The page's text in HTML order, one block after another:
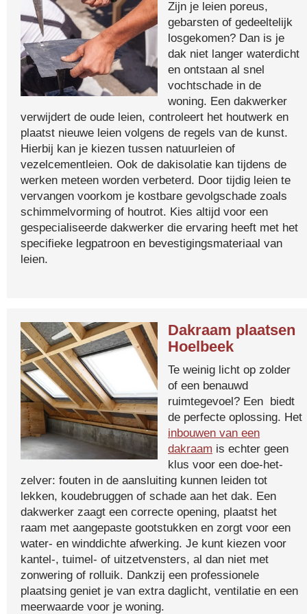
Zijn je leien poreus,
gebarsten of gedeeltelijk
losgekomen? Dan is je
dak niet langer waterdicht
en ontstaan al snel
vochtschade in de
woning. Een dakwerker
verwijdert de oude leien, controleert het houtwerk en
plaatst nieuwe leien volgens de regels van de kunst.
Hierbij kan je kiezen tussen natuurleien of
vezelcementleien. Ook de dakisolatie kan tijdens de
werken meteen worden verbeterd. Door tijdig leien te
vervangen voorkom je kostbare gevolgschade zoals
schimmelvorming of houtrot. Kies altijd voor een
gespecialiseerde dakwerker die ervaring heeft met het
specifieke legpatroon en bevestigingsmateriaal van
leien.
Dakraam plaatsen
Hoelbeek
Te weinig licht op zolder
of een benauwd
ruimtegevoel? Een biedt
de perfecte oplossing. Het
inbouwen van een
dakraam is echter geen
klus voor een doe-het-
zelver: fouten in de aansluiting kunnen leiden tot
lekken, koudebruggen of schade aan het dak. Een
dakwerker zaagt een correcte opening, plaatst het
raam met aangepaste gootstukken en zorgt voor een
water- en winddichte afwerking. Je kunt kiezen voor
kantel-, tuimel- of uitzetvensters, al dan niet met
zonwering of rolluik. Dankzij een professionele
plaatsing geniet je van extra daglicht, ventilatie en een
meerwaarde voor je woning.